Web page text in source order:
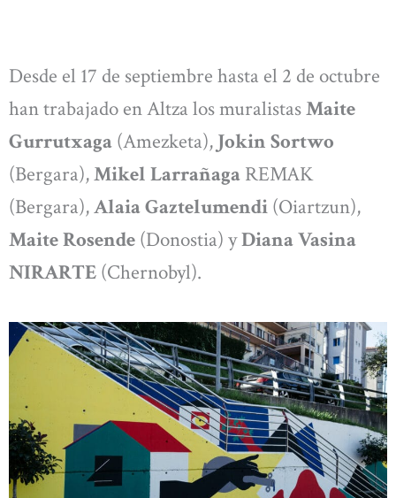
Desde el 17 de septiembre hasta el 2 de octubre
han trabajado en Altza los muralistasMaite
Gurrutxaga (Amezketa), Jokin Sortwo
(Bergara),Mikel Larrañaga REMAK
(Bergara),Alaia Gaztelumendi (Oiartzun),
Maite Rosende (Donostia) yDiana Vasina
NIRARTE (Chernobyl).